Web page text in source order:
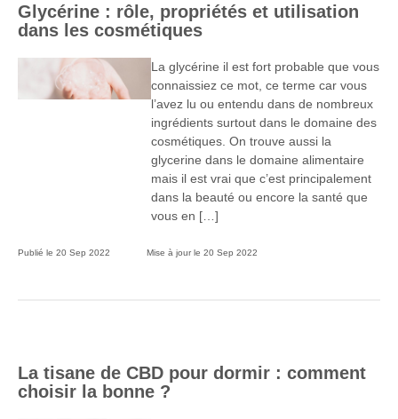
Glycérine : rôle, propriétés et utilisation
dans les cosmétiques
La glycérine il est fort probable que vous
connaissiez ce mot, ce terme car vous
l’avez lu ou entendu dans de nombreux
ingrédients surtout dans le domaine des
cosmétiques. On trouve aussi la
glycerine dans le domaine alimentaire
mais il est vrai que c’est principalement
dans la beauté ou encore la santé que
vous en […]
Publié le 20 Sep 2022 Mise à jour le 20 Sep 2022
La tisane de CBD pour dormir : comment
choisir la bonne ?